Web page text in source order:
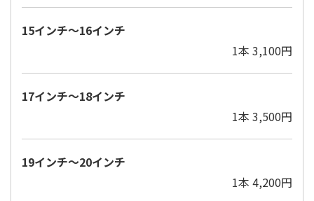
15インチ～16インチ
1本 3,100円
17インチ〜18インチ
1本 3,500円
19インチ〜20インチ
1本 4,200円